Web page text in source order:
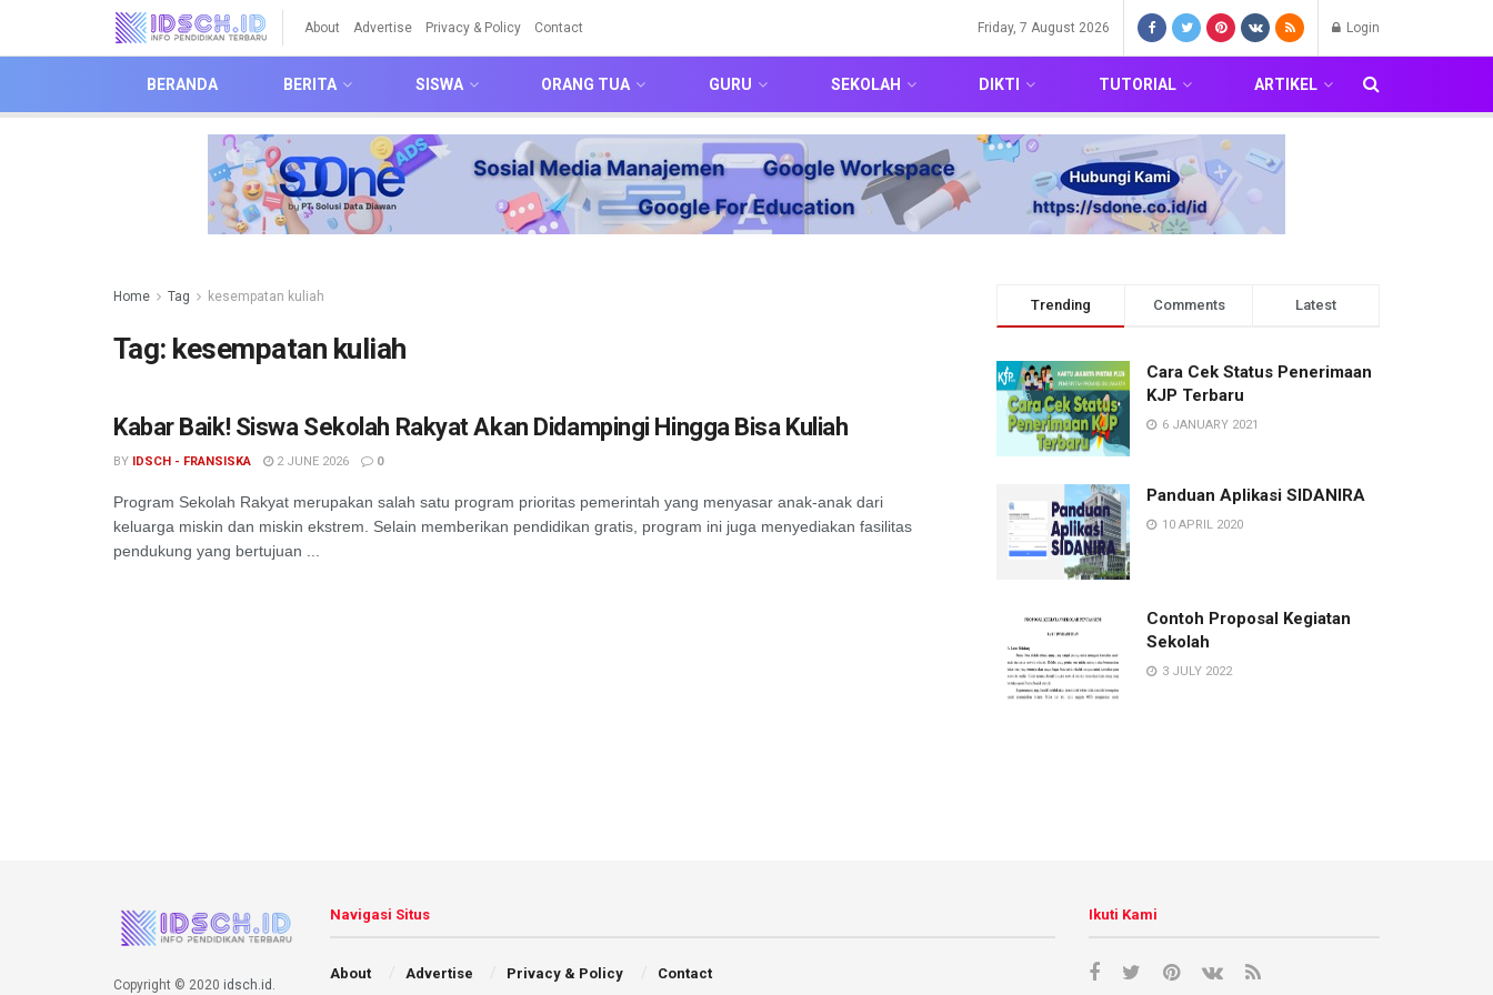
About Advertise Privacy & Policy Contact Friday, 7 August 2026 Login
BERANDA BERITA SISWA ORANG TUA GURU SEKOLAH DIKTI TUTORIAL ARTIKEL
Home Tag kesempatan kuliah
Tag: kesempatan kuliah
Kabar Baik! Siswa Sekolah Rakyat Akan Didampingi Hingga Bisa Kuliah
BY IDSCH - FRANSISKA 2 JUNE 2026 0
Program Sekolah Rakyat merupakan salah satu program prioritas pemerintah yang menyasar anak-anak dari
keluarga miskin dan miskin ekstrem. Selain memberikan pendidikan gratis, program ini juga menyediakan fasilitas
pendukung yang bertujuan ...
Trending Comments Latest
Cara Cek Status Penerimaan
KJP Terbaru
6 JANUARY 2021
Panduan Aplikasi SIDANIRA
10 APRIL 2020
Contoh Proposal Kegiatan
Sekolah
3 JULY 2022
Copyright © 2020 idsch.id
Navigasi Situs
About Advertise Privacy & Policy Contact
Ikuti Kami